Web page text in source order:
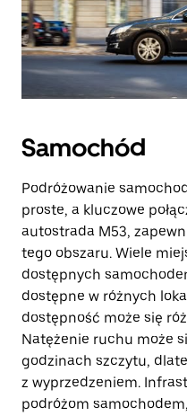
Samochód
Podróżowanie
proste, a kluczowe
autostrada M53,
tego obszaru. Wiele
dostępnych
dostępne w różnych
dostępność może się
Natężenie ruchu może
godzinach szczytu,
z wyprzedzeniem.
podróżom